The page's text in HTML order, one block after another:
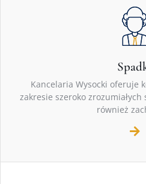
Kancelaria Wysocki oferuje
zakresie szeroko
również